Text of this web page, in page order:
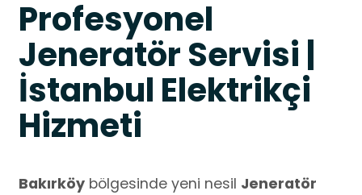
Profesyonel
Jeneratör Servisi |
İstanbul Elektrikçi
Hizmeti
Bakırköy bölgesinde yeni nesil Jeneratör